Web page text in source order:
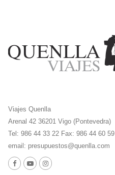
Viajes Quenlla
Arenal 42 36201 Vigo (Pontevedra)
Tel: 986 44 33 22 Fax: 986 44 60 59
email: presupuestos@quenlla.com